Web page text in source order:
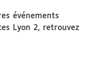
événements
Lyon 2, retrouvez